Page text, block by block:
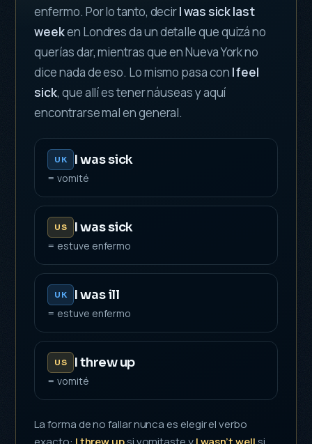
enfermo. Por lo tanto, decirI was sick last
weeken Londres da un detalle que quizá no
querías dar, mientras que en Nueva York no
dice nada de eso. Lo mismo pasa con I feel
sick, que allí es tener náuseas y aquí
encontrarse mal en general.
UK I was sick
= vomité
US I was sick
= estuve enfermo
UK I was ill
= estuve enfermo
US I threw up
= vomité
La forma de no fallar nunca es elegir el verbo